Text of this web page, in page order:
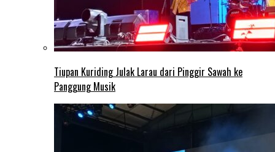
Tiupan Kuriding Julak Larau dari Pinggir Sawah ke
Panggung Musik